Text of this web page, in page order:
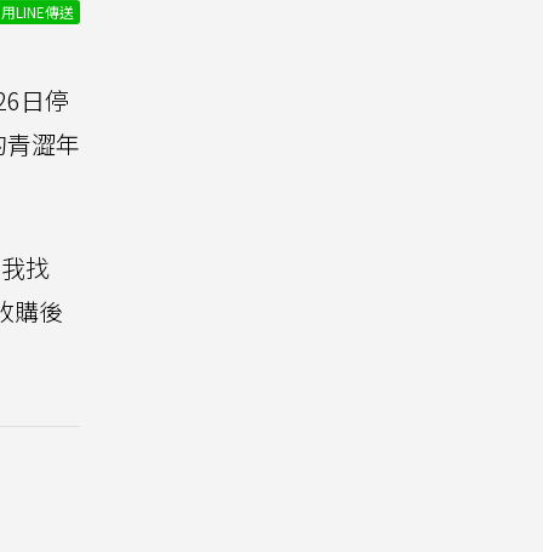
用LINE傳送
日停
澀年
找
購後